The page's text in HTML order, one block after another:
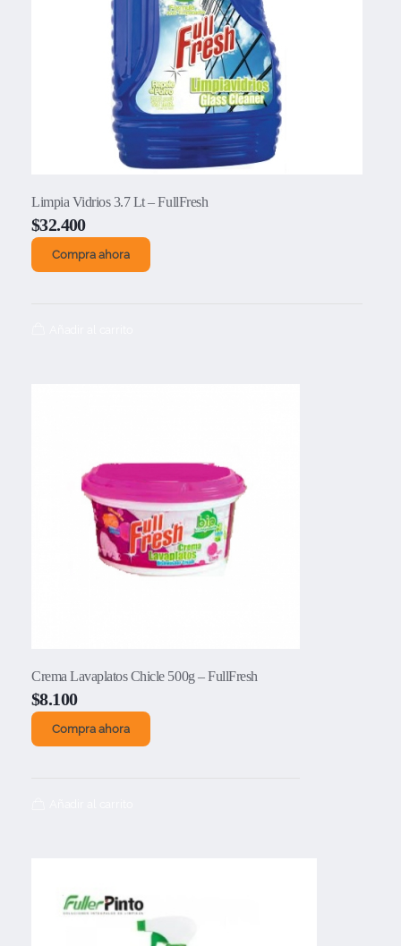
Limpia Vidrios 3.7 Lt – FullFresh
$32.400
Compra ahora
Crema Lavaplatos Chicle 500g – FullFresh
$8.100
Compra ahora